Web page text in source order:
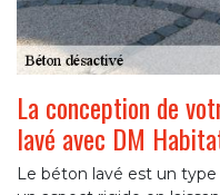
La conception de
lavé avec DM
Le béton lavé est un